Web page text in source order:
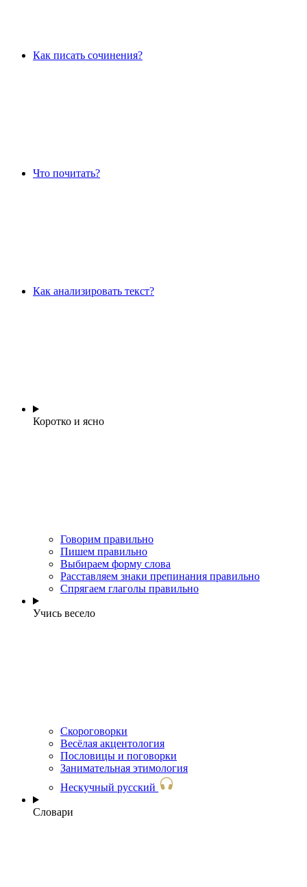
Как писать сочинения?
Что почитать?
Как анализировать текст?
Коротко и ясно
Говорим правильно
Пишем правильно
Выбираем форму слова
Расставляем знаки препинания правильно
Спрягаем глаголы правильно
Учись весело
Скороговорки
Весёлая акцентология
Пословицы и поговорки
Занимательная этимология
Нескучный русский
Словари